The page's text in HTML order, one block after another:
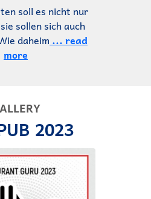
soll es nicht nur
sollen sich auch
daheim ... read
more
2023